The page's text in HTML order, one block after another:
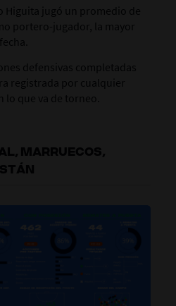
Higuita jugó un promedio de
portero-jugador, la mayor
defensivas completadas
registrada por cualquier
que va de torneo.
MARRUECOS,